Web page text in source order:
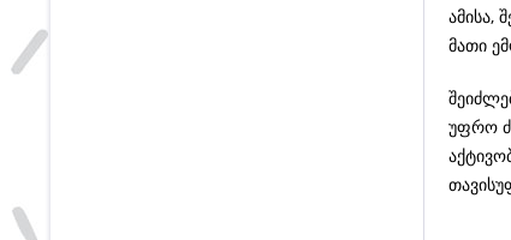
ამისა,
მათი
უფრო